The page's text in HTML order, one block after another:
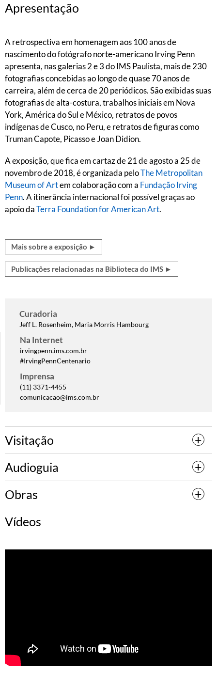
Apresentação
A retrospectiva em homenagem aos 100 anos de
nascimento do fotógrafo norte-americano Irving Penn
apresenta, nas galerias 2 e 3 do IMS Paulista, mais de 230
fotografias concebidas ao longo de quase 70 anos de
carreira, além de cerca de 20 periódicos. São exibidas suas
fotografias de alta-costura, trabalhos iniciais em Nova
York, América do Sul e México, retratos de povos
indígenas de Cusco, no Peru, e retratos de figuras como
Truman Capote, Picasso e Joan Didion.
A exposição, que fica em cartaz de 21 de agosto a 25 de
novembro de 2018, é organizada peloThe Metropolitan
Museum of Artem colaboração com a Fundação Irving
Penn. A itinerância internacional foi possível graças ao
apoio daTerra Foundation for American Art.
Mais sobre a exposição ►
Publicações relacionadas na Biblioteca do IMS ►
Curadoria
Jeff L. Rosenheim, Maria Morris Hambourg
Na Internet
irvingpenn.ims.com.br
#IrvingPennCentenario
Imprensa
(11) 3371-4455
comunicacao@ims.com.br
Visitação
Audioguia
Obras
Vídeos